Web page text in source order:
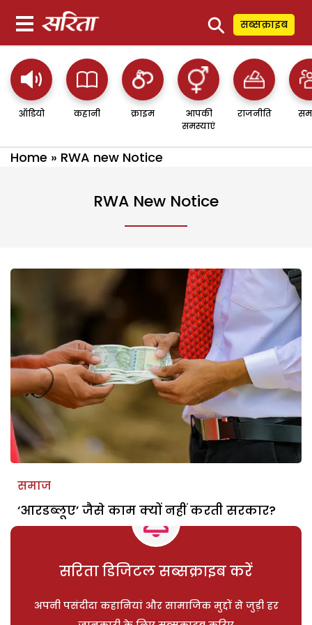
⚲ सब्सक्राइब
ऑडियो कहानी क्राइम
आपकी
समस्याएं
राजनीति
Home » RWA new Notice
RWA New Notice
समाज
‘आरडब्लूए’ जैसे काम क्यों नहीं करती सरकार?
सरिता डिजिटल सब्सक्राइब करें
अपनी पसंदीदा कहानियां और सामाजिक मुद्दों से जुड़ी हर